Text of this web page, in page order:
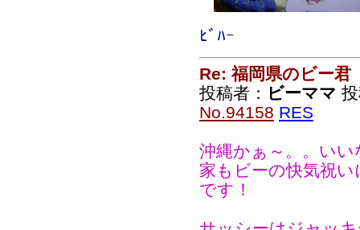
ﾋﾞﾊｰ
Re: 福岡県のビー君
投稿者： ビーママ
No.94158 RES
沖縄かぁ～。。いい
家もビーの快気祝
です！